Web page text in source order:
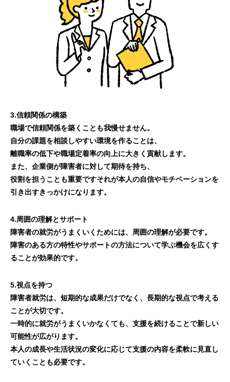
3.信頼関係の構築
職場で信頼関係を築くことも我慢せません。
自分の課題を相談しやすい環境を作ることは、
離職率の低下や職場定着率の向上に大きく貢献します。
また、企業側が障害者に対して期待を持ち、
役割を担うことも重要ですそれが本人の自信やモチベーションを
引き出すきっかけになります。
4.周囲の理解とサポート
障害者の就労がうまくいくためには、周囲の理解が必要です。
障害のある方の特性やサポートの方法について学ぶ機会を広くす
ることが効果的です。
5.視点を持つ
障害者就労は、短期的な成果だけでなく、長期的な視点で考える
ことが大切です。
一時的に就労がうまくいかなくても、支援を続けることで新しい
可能性が広がります。
本人の成長や生活状況の変化に応じて支援の内容を柔軟に見直し
ていくことも必要です。